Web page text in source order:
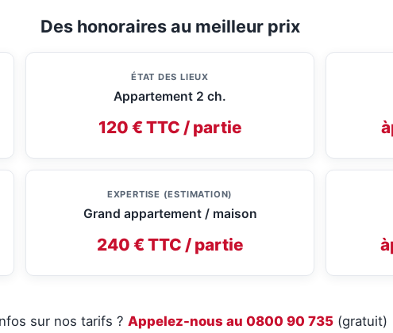
Des honoraires au meilleur prix
ÉTAT DES LIEUX
Appartement 2 ch.
120 € TTC / partie
EXPERTISE (ESTIMATION)
Grand appartement / maison
240 € TTC / partie
sur nos tarifs ? Appelez-nous au 0800 90 735(gratuit)